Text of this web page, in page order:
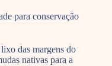
para conservação
das margens do
nativas para a